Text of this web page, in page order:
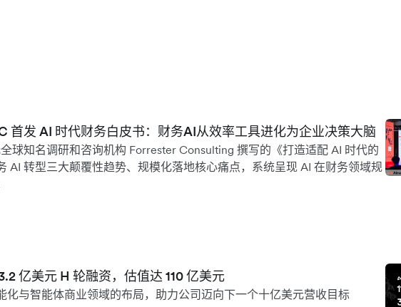
首发 AI 时代财务白皮书：财务AI从效率工具进化为企业决策大脑
球知名调研和咨询机构 Forrester Consulting 撰写的《打造适配 AI 时代的
AI 转型三大颠覆性趋势、规模化落地核心痛点，系统呈现 AI 在财务领域规
亿美元 H 轮融资，估值达 110 亿美元
化与智能体商业领域的布局，助力公司迈向下一个十亿美元营收目标